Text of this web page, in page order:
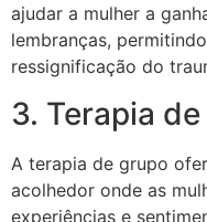
ajudar a mulher a
lembranças,
ressignificação do
3. Terapia
A terapia de grupo
acolhedor onde as
experiências e